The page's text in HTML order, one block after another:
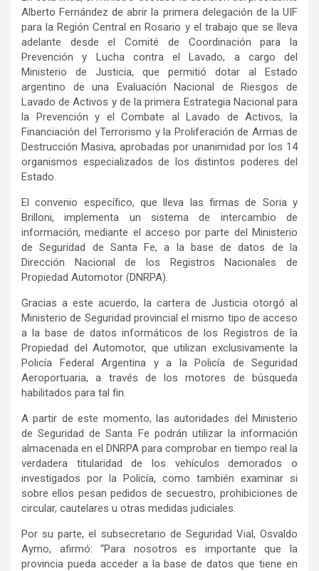
Alberto Fernández de abrir la primera delegación de la UIF
para la Región Central en Rosario y el trabajo que se lleva
adelante desde el Comité de Coordinación para la
Prevención y Lucha contra el Lavado, a cargo del
Ministerio de Justicia, que permitió dotar al Estado
argentino de una Evaluación Nacional de Riesgos de
Lavado de Activos y de la primera Estrategia Nacional para
la Prevención y el Combate al Lavado de Activos, la
Financiación del Terrorismo y la Proliferación de Armas de
Destrucción Masiva, aprobadas por unanimidad por los 14
organismos especializados de los distintos poderes del
Estado.
El convenio específico, que lleva las firmas de Soria y
Brilloni, implementa un sistema de intercambio de
información, mediante el acceso por parte del Ministerio
de Seguridad de Santa Fe, a la base de datos de la
Dirección Nacional de los Registros Nacionales de
Propiedad Automotor (DNRPA).
Gracias a este acuerdo, la cartera de Justicia otorgó al
Ministerio de Seguridad provincial el mismo tipo de acceso
a la base de datos informáticos de los Registros de la
Propiedad del Automotor, que utilizan exclusivamente la
Policía Federal Argentina y a la Policía de Seguridad
Aeroportuaria, a través de los motores de búsqueda
habilitados para tal fin.
A partir de este momento, las autoridades del Ministerio
de Seguridad de Santa Fe podrán utilizar la información
almacenada en el DNRPA para comprobar en tiempo real la
verdadera titularidad de los vehículos demorados o
investigados por la Policía, como también examinar si
sobre ellos pesan pedidos de secuestro, prohibiciones de
circular, cautelares u otras medidas judiciales.
Por su parte, el subsecretario de Seguridad Vial, Osvaldo
Aymo, afirmó: “Para nosotros es importante que la
provincia pueda acceder a la base de datos que tiene en